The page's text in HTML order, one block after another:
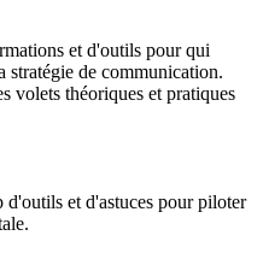
et d'outils pour qui
stratégie de communication.
volets théoriques et pratiques
et d'astuces pour piloter